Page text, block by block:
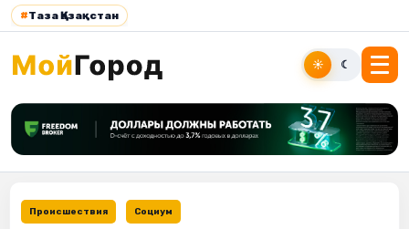
#Таза Қазақстан
☀ ☾
Происшествия Социум